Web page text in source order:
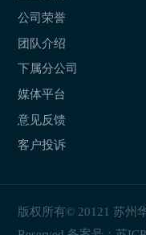
公司荣誉
团队介绍
下属分公司
媒体平台
意见反馈
客户投诉
版权所有© 20121 苏州